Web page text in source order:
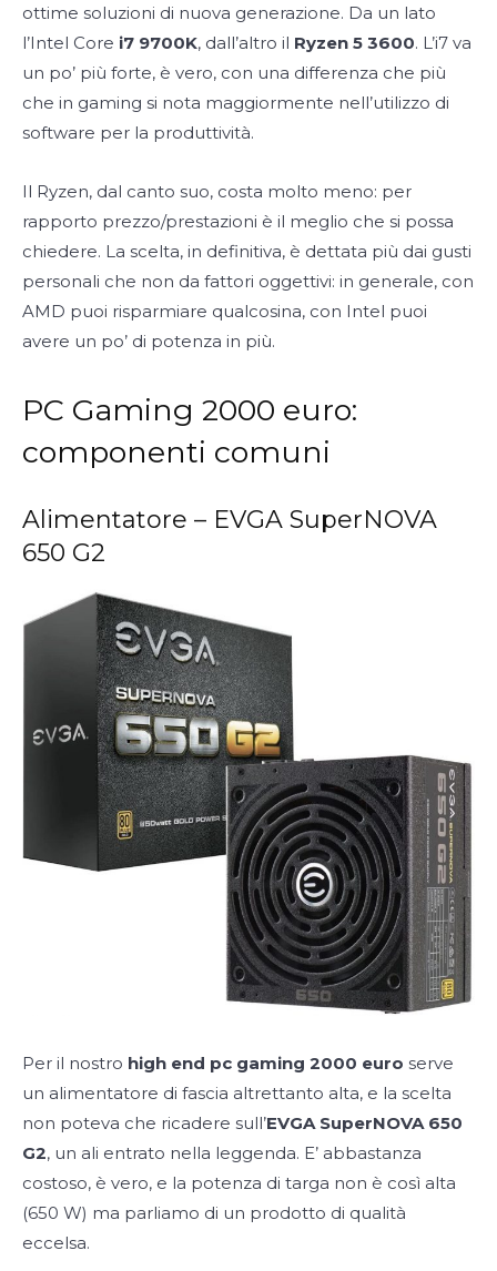
ottime soluzioni di nuova generazione. Da un lato
l’Intel Core i7 9700K, dall’altro il Ryzen 5 3600. L’i7 va
un po’ più forte, è vero, con una differenza che più
che in gaming si nota maggiormente nell’utilizzo di
software per la produttività.
Il Ryzen, dal canto suo, costa molto meno: per
rapporto prezzo/prestazioni è il meglio che si possa
chiedere. La scelta, in definitiva, è dettata più dai gusti
personali che non da fattori oggettivi: in generale, con
AMD puoi risparmiare qualcosina, con Intel puoi
avere un po’ di potenza in più.
PC Gaming 2000 euro:
componenti comuni
Alimentatore – EVGA SuperNOVA
650 G2
Per il nostro high end pc gaming 2000 euro serve
un alimentatore di fascia altrettanto alta, e la scelta
non poteva che ricadere sull’EVGA SuperNOVA 650
G2, un ali entrato nella leggenda. E’ abbastanza
costoso, è vero, e la potenza di targa non è così alta
(650 W) ma parliamo di un prodotto di qualità
eccelsa.